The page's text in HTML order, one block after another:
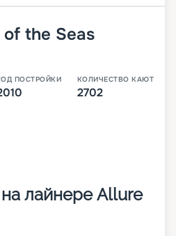
the Seas
ПОСТРОЙКИ КОЛИЧЕСТВО КАЮТ
2702
лайнере Allure